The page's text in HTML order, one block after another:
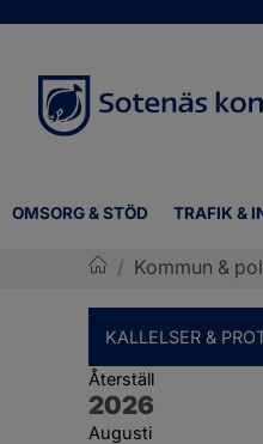
OMSORG & STÖD TRAFIK &
/ Kommun &
KALLELSER &
Återställ
År:
2026
Augusti